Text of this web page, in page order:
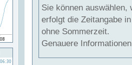
Sie können auswählen,
erfolgt die Zeitangabe
ohne Sommerzeit.
Genauere